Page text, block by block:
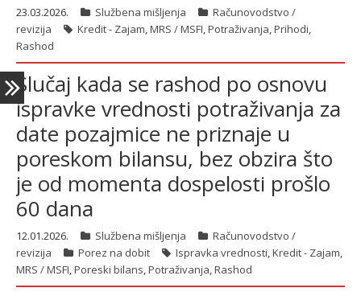
23.03.2026. Službena mišljenja
Računovodstvo /
revizija
Kredit - Zajam,MRS / MSFI,Potraživanja,Prihodi,
Rashod
Slučaj kada se rashod po osnovu
ispravke vrednosti potraživanja za
date pozajmice ne priznaje u
poreskom bilansu, bez obzira što
je od momenta dospelosti prošlo
60 dana
12.01.2026. Službena mišljenja
Računovodstvo /
revizija
Porez na dobit Ispravka vrednosti,Kredit - Zajam,
MRS / MSFI,Poreski bilans,Potraživanja,Rashod